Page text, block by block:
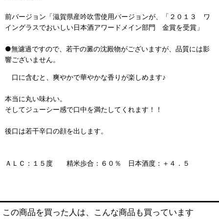
前バージョン「滋賀県産吟吹雪使用バージョンが、「２０１３ ワ
イングラスでおいしい日本酒アワードメイン部門 金賞を受賞」
●無濾過ですので、若干の澱の沈殿物がございますが、品質には影
響ございません。
口に含むと、爽やかで華やかな香りが楽しめます♪
本当に丸い味わい。
そしてジューシー感で口中を満たしてくれます！！
後口は若干辛口の顔を出します。
ＡＬＣ：１５度 精米歩合：６０％ 日本酒度：＋４．５
この商品を買った人は、こんな商品も買っています